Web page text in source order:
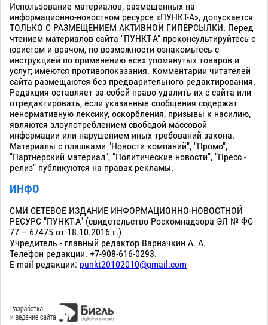
Использование материалов, размещенных на
информационно-новостном ресурсе «ПУНКТ-А», допускается
ТОЛЬКО С РАЗМЕЩЕНИЕМ АКТИВНОЙ ГИПЕРСЫЛКИ. Перед
чтением материалов сайта "ПУНКТ-А" проконсультируйтесь с
юристом и врачом, по возможности ознакомьтесь с
инструкцией по применению всех упомянутых товаров и
услуг; имеются противопоказания. Комментарии читателей
сайта размещаются без предварительного редактирования.
Редакция оставляет за собой право удалить их с сайта или
отредактировать, если указанные сообщения содержат
ненормативную лексику, оскорбления, призывы к насилию,
являются злоупотреблением свободой массовой
информации или нарушением иных требований закона.
Материалы с плашками "Новости компаний", "Промо",
"Партнерский материал", "Политические новости", "Пресс -
релиз" публикуются на правах рекламы.
ИНФО
СМИ СЕТЕВОЕ ИЗДАНИЕ ИНФОРМАЦИОННО-НОВОСТНОЙ
РЕСУРС "ПУНКТ-А" (свидетельство Роскомнадзора ЭЛ № ФС
77 – 67475 от 18.10.2016 г.)
Учредитель - главный редактор Варначкин А. А.
Телефон редакции. +7-908-616-0293.
E-mail редакции: punkt20102010@gmail.com